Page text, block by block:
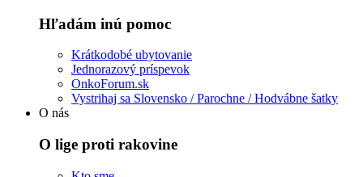
Hľadám inú pomoc
Krátkodobé ubytovanie
Jednorazový príspevok
OnkoForum.sk
Vystrihaj sa Slovensko / Parochne / Hodvábne šatky
O nás
O lige proti rakovine